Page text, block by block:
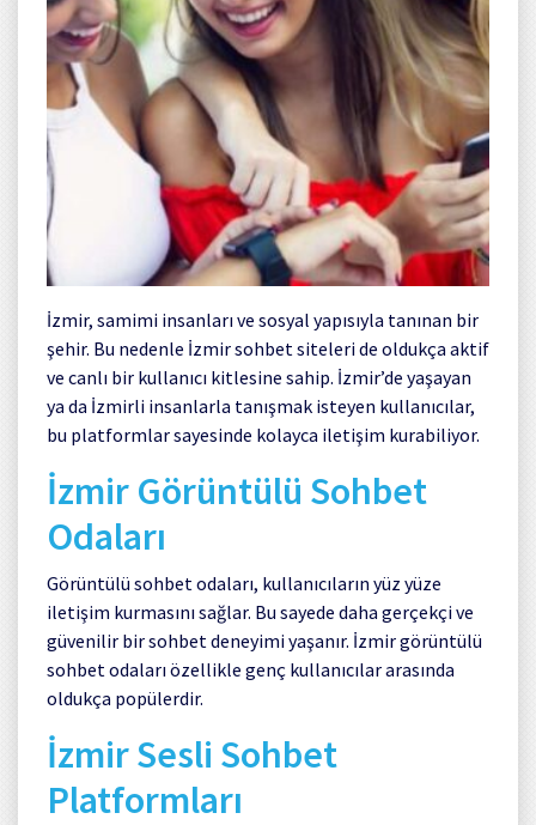
İzmir, samimi insanları ve sosyal yapısıyla tanınan bir
şehir. Bu nedenle İzmir sohbet siteleri de oldukça aktif
ve canlı bir kullanıcı kitlesine sahip. İzmir’de yaşayan
ya da İzmirli insanlarla tanışmak isteyen kullanıcılar,
bu platformlar sayesinde kolayca iletişim kurabiliyor.
İzmir Görüntülü Sohbet
Odaları
Görüntülü sohbet odaları, kullanıcıların yüz yüze
iletişim kurmasını sağlar. Bu sayede daha gerçekçi ve
güvenilir bir sohbet deneyimi yaşanır. İzmir görüntülü
sohbet odaları özellikle genç kullanıcılar arasında
oldukça popülerdir.
İzmir Sesli Sohbet
Platformları